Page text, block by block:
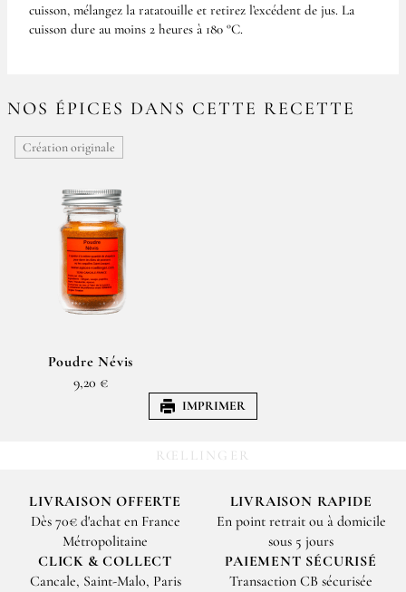
cuisson, mélangez la ratatouille et retirez l’excédent de jus. La
cuisson dure au moins 2 heures à 180 °C.
NOS ÉPICES DANS CETTE RECETTE
Création originale
Poudre Névis
9,20 €
IMPRIMER
RŒLLINGER
LIVRAISON OFFERTE
Dès 70€ d'achat en France
Métropolitaine
LIVRAISON RAPIDE
En point retrait ou à domicile
sous 5 jours
CLICK & COLLECT
Cancale, Saint-Malo, Paris
PAIEMENT SÉCURISÉ
Transaction CB sécurisée